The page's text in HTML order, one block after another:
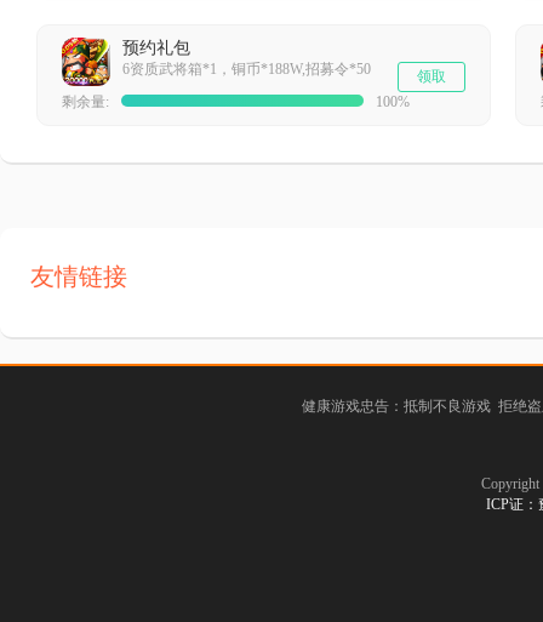
预约礼包
6资质武将箱*1，铜币*188W,招募令*50
剩余量:
100%
领取
友情链接
健康游戏忠告：抵制不良游戏 拒绝
ICP证：